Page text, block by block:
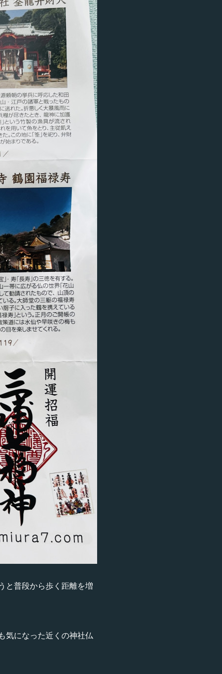
と普段から歩く距離を増
気になった近くの神社仏